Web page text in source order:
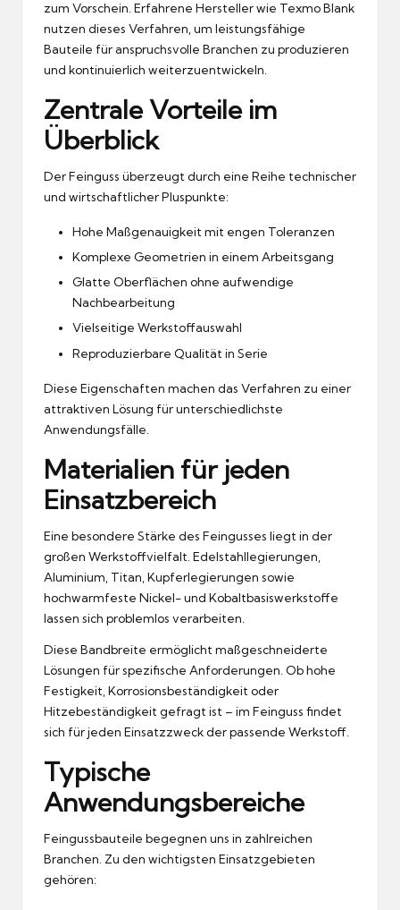
zum Vorschein. Erfahrene Hersteller wie Texmo Blank
nutzen dieses Verfahren, um leistungsfähige
Bauteile für anspruchsvolle Branchen zu produzieren
und kontinuierlich weiterzuentwickeln.
Zentrale Vorteile im
Überblick
Der Feinguss überzeugt durch eine Reihe technischer
und wirtschaftlicher Pluspunkte:
Hohe Maßgenauigkeit mit engen Toleranzen
Komplexe Geometrien in einem Arbeitsgang
Glatte Oberflächen ohne aufwendige
Nachbearbeitung
Vielseitige Werkstoffauswahl
Reproduzierbare Qualität in Serie
Diese Eigenschaften machen das Verfahren zu einer
attraktiven Lösung für unterschiedlichste
Anwendungsfälle.
Materialien für jeden
Einsatzbereich
Eine besondere Stärke des Feingusses liegt in der
großen Werkstoffvielfalt. Edelstahllegierungen,
Aluminium, Titan, Kupferlegierungen sowie
hochwarmfeste Nickel- und Kobaltbasiswerkstoffe
lassen sich problemlos verarbeiten.
Diese Bandbreite ermöglicht maßgeschneiderte
Lösungen für spezifische Anforderungen. Ob hohe
Festigkeit, Korrosionsbeständigkeit oder
Hitzebeständigkeit gefragt ist – im Feinguss findet
sich für jeden Einsatzzweck der passende Werkstoff.
Typische
Anwendungsbereiche
Feingussbauteile begegnen uns in zahlreichen
Branchen. Zu den wichtigsten Einsatzgebieten
gehören: